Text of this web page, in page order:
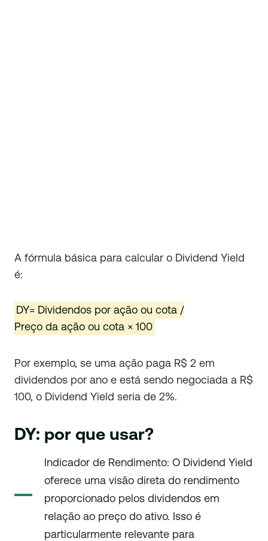
A fórmula básica para calcular o Dividend Yield
é:
DY= Dividendos por ação ou cota /
Preço da ação ou cota × 100
Por exemplo, se uma ação paga R$ 2 em
dividendos por ano e está sendo negociada a R$
100, o Dividend Yield seria de 2%.
DY: por que usar?
Indicador de Rendimento: O Dividend Yield
oferece uma visão direta do rendimento
proporcionado pelos dividendos em
relação ao preço do ativo. Isso é
particularmente relevante para